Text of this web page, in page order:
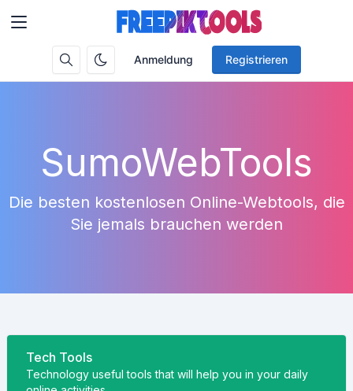
Anmeldung Registrieren
SumoWebTools
Die besten kostenlosen Online-Webtools, die
Sie jemals brauchen werden
Tech Tools
Technology useful tools that will help you in your daily